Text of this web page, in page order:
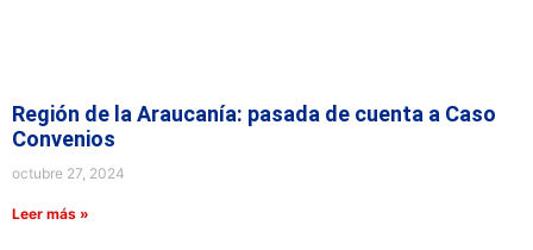
Región de la Araucanía: pasada de cuenta a Caso
Convenios
octubre 27, 2024
Leer más »